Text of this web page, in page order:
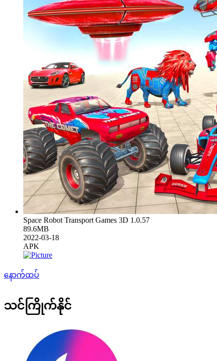
Space Robot Transport Games 3D 1.0.57
89.6MB
2022-03-18
APK
နောက်ထပ်
သင်ကြိုက်နိုင်